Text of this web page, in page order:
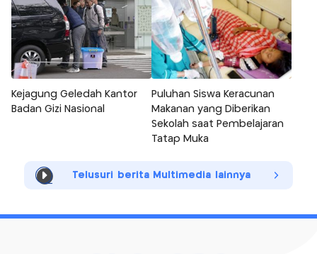
Kejagung Geledah Kantor
Badan Gizi Nasional
Puluhan Siswa Keracunan
Makanan yang Diberikan
Sekolah saat Pembelajaran
Tatap Muka
Telusuri berita Multimedia lainnya